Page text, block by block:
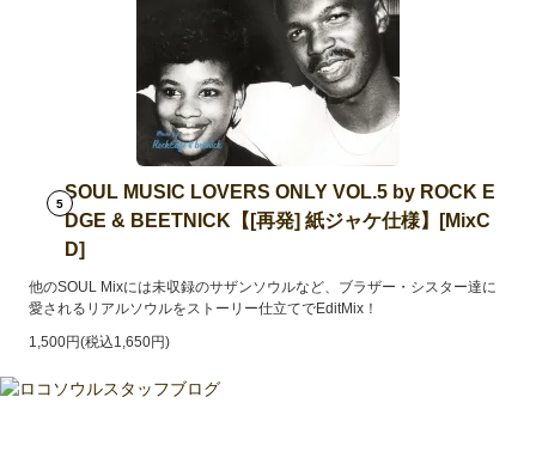
5
SOUL MUSIC LOVERS ONLY VOL.5 by ROCK E
DGE & BEETNICK【[再発] 紙ジャケ仕様】[MixC
D]
他のSOUL Mixには未収録のサザンソウルなど、ブラザー・シスター達に
愛されるリアルソウルをストーリー仕立てでEditMix！
1,500円(税込1,650円)